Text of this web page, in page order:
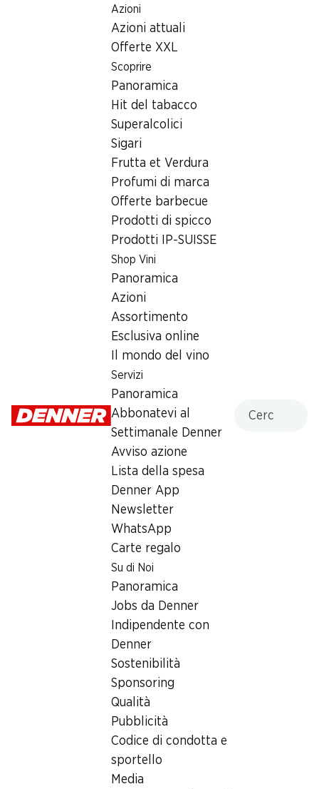
Azioni
Azioni attuali
Offerte XXL
Scoprire
Panoramica
Hit del tabacco
Superalcolici
Sigari
Frutta et Verdura
Profumi di marca
Offerte barbecue
Prodotti di spicco
Prodotti IP-SUISSE
Shop Vini
Panoramica
Azioni
Assortimento
Esclusiva online
Il mondo del vino
Servizi
Panoramica
Abbonatevi al
Settimanale Denner
Avviso azione
Lista della spesa
Denner App
Newsletter
WhatsApp
Carte regalo
Su di Noi
Panoramica
Jobs da Denner
Indipendente con
Denner
Sostenibilità
Sponsoring
Qualità
Pubblicità
Codice di condotta e
sportello
Media
Ricerca di filiale
Filiale Denner Poststrasse 52, 7050 Arosa
7050 Arosa
Poststrasse 52, 7050 Arosa
Orari di apertura
Martedì 08:00 - 19:00
Prelievo di contanti con Post-Card / M-Card